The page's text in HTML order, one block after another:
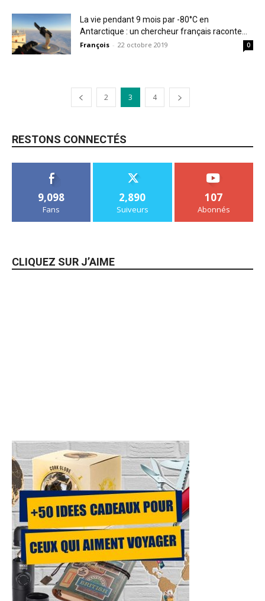
La vie pendant 9 mois par -80°C en
Antarctique : un chercheur français raconte...
François - 22 octobre 2019 0
2 3 4
RESTONS CONNECTÉS
9,098
Fans
2,890
Suiveurs
107
Abonnés
CLIQUEZ SUR J’AIME